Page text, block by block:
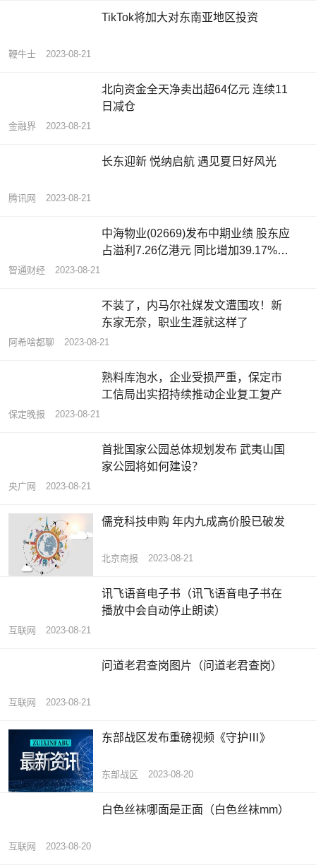
TikTok将加大对东南亚地区投资
鞭牛士 2023-08-21
北向资金全天净卖出超64亿元 连续11
日减仓
金融界 2023-08-21
长东迎新 悦纳启航 遇见夏日好风光
腾讯网 2023-08-21
中海物业(02669)发布中期业绩 股东应
占溢利7.26亿港元 同比增加39.17%
智通财经 2023-08-21
不装了，内马尔社媒发文遭围攻！新
东家无奈，职业生涯就这样了
阿希啥都聊 2023-08-21
熟料库泡水，企业受损严重，保定市
工信局出实招持续推动企业复工复产
保定晚报 2023-08-21
首批国家公园总体规划发布 武夷山国
家公园将如何建设？
央广网 2023-08-21
儒竞科技申购 年内九成高价股已破发
北京商报 2023-08-21
讯飞语音电子书（讯飞语音电子书在
播放中会自动停止朗读）
互联网 2023-08-21
问道老君查岗图片（问道老君查岗）
互联网 2023-08-21
东部战区发布重磅视频《守护Ⅲ》
东部战区 2023-08-20
白色丝袜哪面是正面（白色丝袜mm）
互联网 2023-08-20